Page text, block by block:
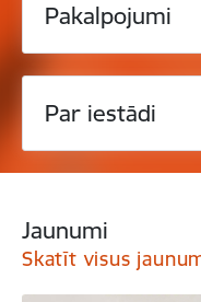
Pakalpojumi
Par iestādi
Jaunumi
Skatīt visus